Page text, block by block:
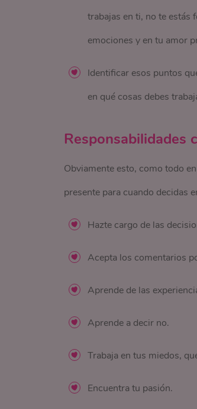
trabajas en ti, no te estás
emociones y en tu amor
Identificar esos puntos
en qué cosas debes
Responsabilidades
Obviamente esto, como todo
presente para cuando decidas
Hazte cargo de las
Acepta los comentarios
Aprende de las
Aprende a decir no.
Trabaja en tus miedos,
Encuentra tu pasión.